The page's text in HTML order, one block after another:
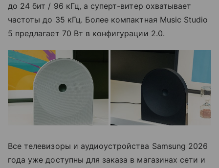
до 24 бит / 96 кГц, а суперт-витер охватывает
частоты до 35 кГц. Более компактная Music Studio
5 предлагает 70 Вт в конфигурации 2.0.
Все телевизоры и аудиоустройства Samsung 2026
года уже доступны для заказа в магазинах сети и